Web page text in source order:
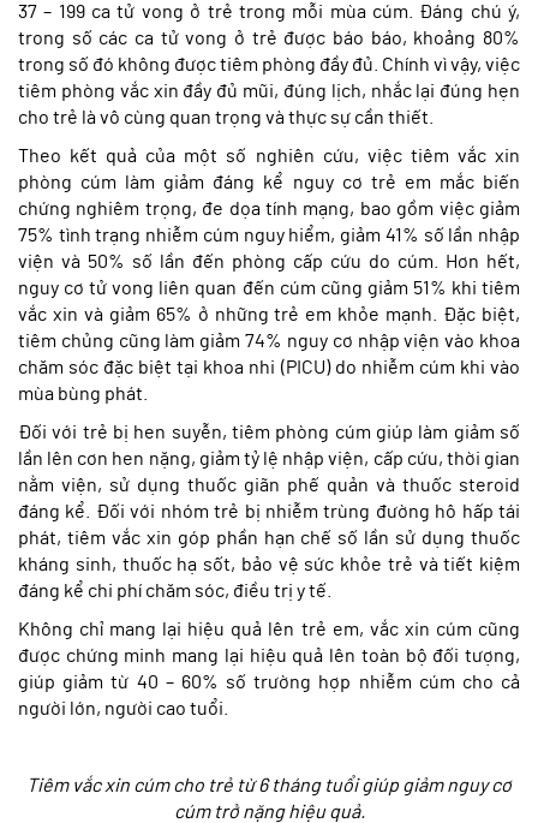
37 – 199 ca tử vong ở trẻ trong mỗi mùa cúm. Đáng chú ý,
trong số các ca tử vong ở trẻ được báo báo, khoảng 80%
trong số đó không được tiêm phòng đầy đủ. Chính vì vậy, việc
tiêm phòng vắc xin đầy đủ mũi, đúng lịch, nhắc lại đúng hẹn
cho trẻ là vô cùng quan trọng và thực sự cần thiết.
Theo kết quả của một số nghiên cứu, việc tiêm vắc xin
phòng cúm làm giảm đáng kể nguy cơ trẻ em mắc biến
chứng nghiêm trọng, đe dọa tính mạng, bao gồm việc giảm
75% tình trạng nhiễm cúm nguy hiểm, giảm 41% số lần nhập
viện và 50% số lần đến phòng cấp cứu do cúm. Hơn hết,
nguy cơ tử vong liên quan đến cúm cũng giảm 51% khi tiêm
vắc xin và giảm 65% ở những trẻ em khỏe mạnh. Đặc biệt,
tiêm chủng cũng làm giảm 74% nguy cơ nhập viện vào khoa
chăm sóc đặc biệt tại khoa nhi (PICU) do nhiễm cúm khi vào
mùa bùng phát.
Đối với trẻ bị hen suyễn, tiêm phòng cúm giúp làm giảm số
lần lên cơn hen nặng, giảm tỷ lệ nhập viện, cấp cứu, thời gian
nằm viện, sử dụng thuốc giãn phế quản và thuốc steroid
đáng kể. Đối với nhóm trẻ bị nhiễm trùng đường hô hấp tái
phát, tiêm vắc xin góp phần hạn chế số lần sử dụng thuốc
kháng sinh, thuốc hạ sốt, bảo vệ sức khỏe trẻ và tiết kiệm
đáng kể chi phí chăm sóc, điều trị y tế.
Không chỉ mang lại hiệu quả lên trẻ em, vắc xin cúm cũng
được chứng minh mang lại hiệu quả lên toàn bộ đối tượng,
giúp giảm từ 40 – 60% số trường hợp nhiễm cúm cho cả
người lớn, người cao tuổi.
Tiêm vắc xin cúm cho trẻ từ 6 tháng tuổi giúp giảm nguy cơ
cúm trở nặng hiệu quả.